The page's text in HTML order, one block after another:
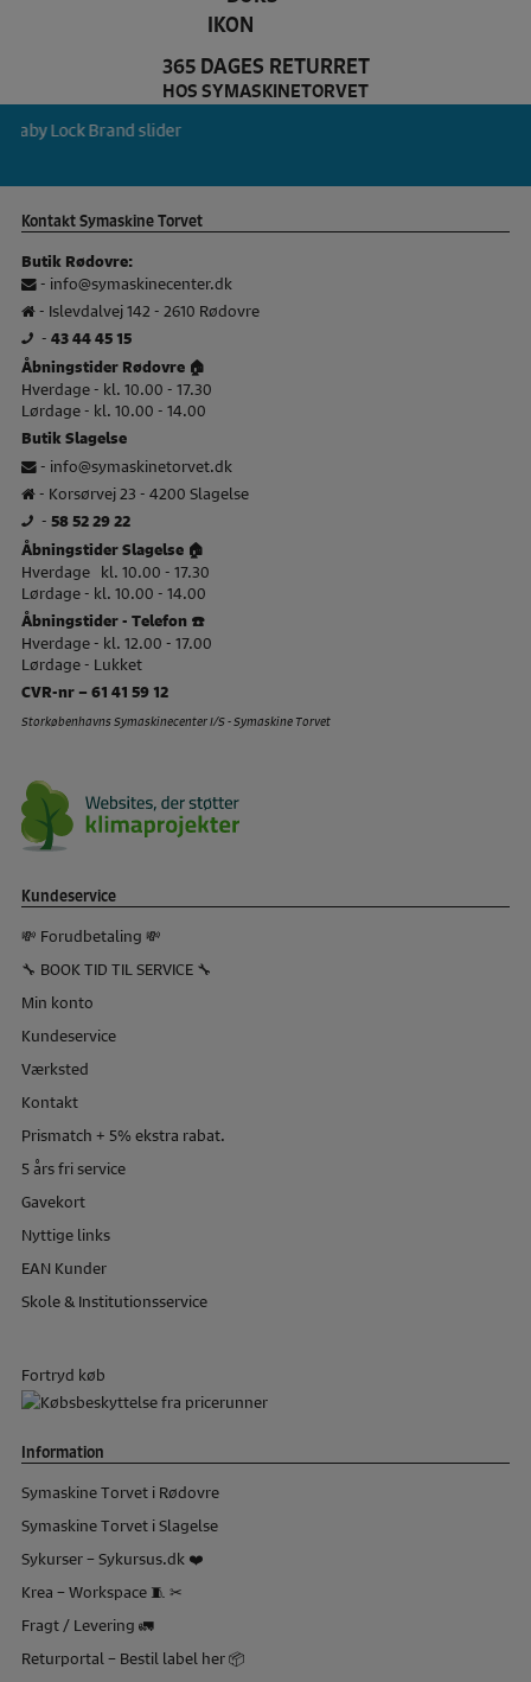
365 DAGES RETURRET
HOS SYMASKINETORVET
Kontakt Symaskine Torvet
Butik Rødovre:
- info@symaskinecenter.dk
- Islevdalvej 142 - 2610 Rødovre
- 43 44 45 15
Åbningstider Rødovre 🏠
Hverdage - kl. 10.00 - 17.30
Lørdage - kl. 10.00 - 14.00
Butik Slagelse
- info@symaskinetorvet.dk
- Korsørvej 23 - 4200 Slagelse
- 58 52 29 22
Åbningstider Slagelse 🏠
Hverdage kl. 10.00 - 17.30
Lørdage - kl. 10.00 - 14.00
Åbningstider - Telefon ☎️
Hverdage - kl. 12.00 - 17.00
Lørdage - Lukket
CVR-nr – 61 41 59 12
Storkøbenhavns Symaskinecenter I/S - Symaskine Torvet
Kundeservice
💸 Forudbetaling 💸
🔧 BOOK TID TIL SERVICE 🔧
Min konto
Kundeservice
Værksted
Kontakt
Prismatch + 5% ekstra rabat.
5 års fri service
Gavekort
Nyttige links
EAN Kunder
Skole & Institutionsservice
Fortryd køb
Information
Symaskine Torvet i Rødovre
Symaskine Torvet i Slagelse
Sykurser – Sykursus.dk ❤️
Krea – Workspace 🧵 ✂
Fragt / Levering 🚛
Returportal – Bestil label her 📦